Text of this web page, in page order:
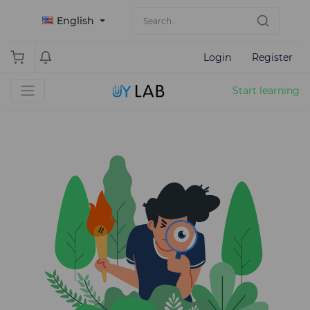
English
Login Register
Start learning